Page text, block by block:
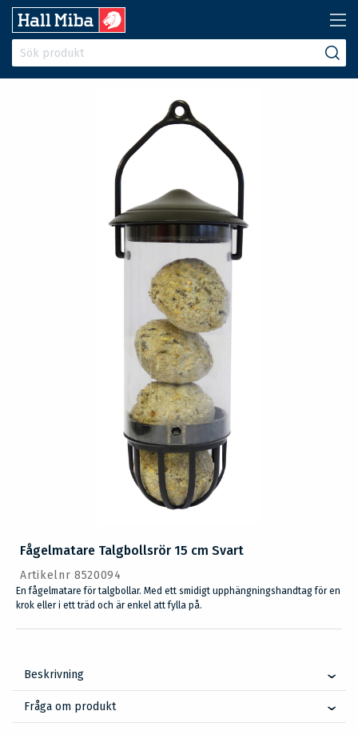
Fågelmatare Talgbollsrör 15 cm Svart
Artikelnr 8520094
En fågelmatare för talgbollar. Med ett smidigt upphängningshandtag för en
krok eller i ett träd och är enkel att fylla på.
Beskrivning
Fråga om produkt